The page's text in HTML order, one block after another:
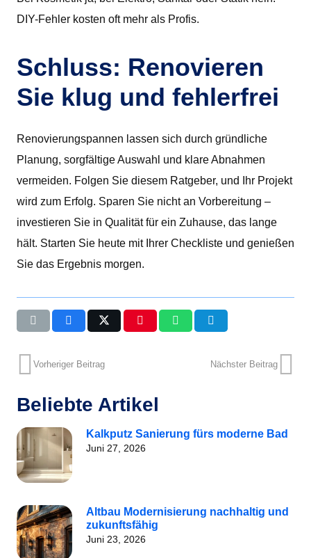
DIY-Fehler kosten oft mehr als Profis.
Schluss: Renovieren
Sie klug und fehlerfrei
Renovierungspannen lassen sich durch gründliche
Planung, sorgfältige Auswahl und klare Abnahmen
vermeiden. Folgen Sie diesem Ratgeber, und Ihr Projekt
wird zum Erfolg. Sparen Sie nicht an Vorbereitung –
investieren Sie in Qualität für ein Zuhause, das lange
hält. Starten Sie heute mit Ihrer Checkliste und genießen
Sie das Ergebnis morgen.
Vorheriger Beitrag Nächster Beitrag
Beliebte Artikel
Kalkputz Sanierung fürs moderne Bad
Juni 27, 2026
Altbau Modernisierung nachhaltig und
zukunftsfähig
Juni 23, 2026